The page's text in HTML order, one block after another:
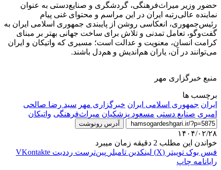
حضور وزیر میراث‌فرهنگی، گردشگری و صنایع‌دستی به عنوان
نماینده عالی‌رتبه ایران در این مراسم و محتوای غنی پیام
رئیس‌جمهوری، انعکاسی روشن از پایبندی جمهوری اسلامی ایران به
گفت‌وگو، تعامل تمدنی و تلاش برای ساخت جهانی بهتر بر مبنای
کرامت انسان، معنویت و عدالت است؛ مسیری که واتیکان و ایران
می‌توانند در آن، یاران هم‌اندیش و هم‌دل باشند.
منبع خبرگزاری مهر
برچسب ها
ایران جمهوری اسلامی ایران خبرگزاری مهر سید رضا صالحی
امیری صنایع دستی مسعود پزشکیان میراث‌فرهنگی واتیکان
آدرس رونوشت
۱۴۰۴/۰۲/۲۸
خواندن این مطلب 2 دقیقه زمان میبرد
فیس بوک توییتر (X) لینکدین ‫تامبلر ‫پین‌ترست ‫رددیت ‫VKontakte
رایانامه چاپ